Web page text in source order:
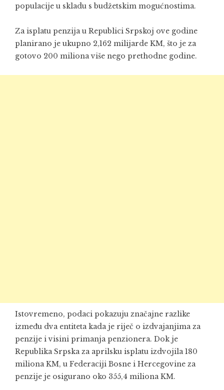
populacije u skladu s budžetskim mogućnostima.
Za isplatu penzija u Republici Srpskoj ove godine
planirano je ukupno 2,162 milijarde KM, što je za
gotovo 200 miliona više nego prethodne godine.
Istovremeno, podaci pokazuju značajne razlike
između dva entiteta kada je riječ o izdvajanjima za
penzije i visini primanja penzionera. Dok je
Republika Srpska za aprilsku isplatu izdvojila 180
miliona KM, u Federaciji Bosne i Hercegovine za
penzije je osigurano oko 355,4 miliona KM.